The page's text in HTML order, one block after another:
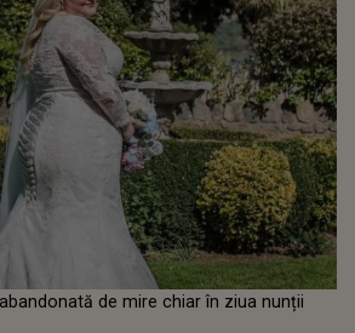
de mire chiar în ziua nunții